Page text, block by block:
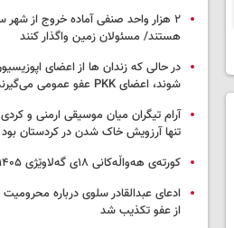
۲ هزار واحد صنفی آماده خروج از شهر
هستند/ مسئولان زمین واگذار کنند
در حالی که زندان ها از اعضای
شوند، اعضای PKK عفو عمومی می‌گیرند
آرام تیگران میان موسیقی ارمنی و
تنها آرزویش خاک شدن در کردستان
کورتەی هەواڵەکانی ۱۸ی گەلاوێژی ۱۴۰۵ی هەتاوی
ادعای عبدالقادر سلوی درباره
از عفو تکذیب شد